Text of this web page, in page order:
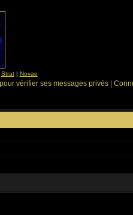
Strat| Novae
vérifier ses messages privés